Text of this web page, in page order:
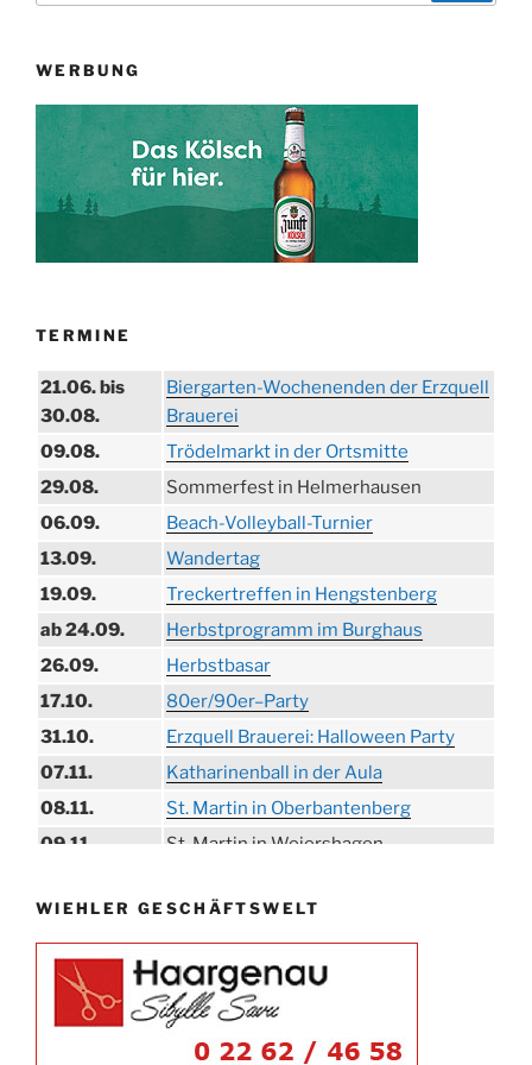
WERBUNG
TERMINE
21.06. bis
30.08.
Biergarten-Wochenenden der Erzquell
Brauerei
09.08.
Trödelmarkt in der Ortsmitte
29.08.
Sommerfest in Helmerhausen
06.09.
Beach-Volleyball-Turnier
13.09.
Wandertag
19.09.
Treckertreffen in Hengstenberg
ab 24.09.
Herbstprogramm im Burghaus
26.09.
Herbstbasar
17.10.
80er/90er–Party
31.10.
Erzquell Brauerei: Halloween Party
07.11.
Katharinenball in der Aula
08.11.
St. Martin in Oberbantenberg
09.11.
St. Martin in Weiershagen
11.11.
„DÜX“ im Burghaus
14.11.
Proklamation der Tollitäten
15.11.
Konzert Bielsteiner Männerchor
15.11.
Volkstrauertag am Ehrenmal
Anknipsfest an der Oberbantenberger
WIEHLER GESCHÄFTSWELT